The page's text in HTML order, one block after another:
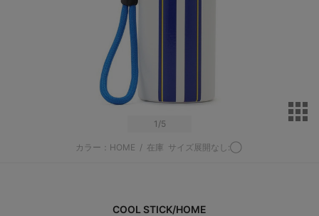
1 /5
カラー：HOME / 在庫 サイズ展開なし:◯
COOL STICK/HOME